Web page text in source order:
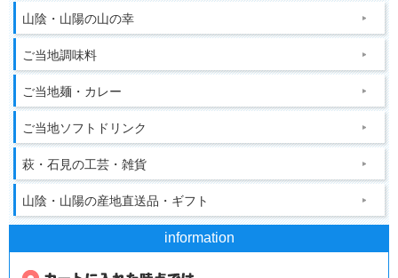
山陰・山陽の山の幸
ご当地調味料
ご当地麺・カレー
ご当地ソフトドリンク
萩・石見の工芸・雑貨
山陰・山陽の産地直送品・ギフト
information